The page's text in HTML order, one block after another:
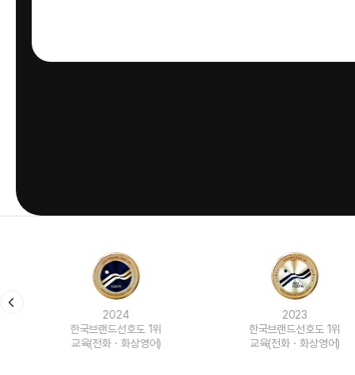
한국브랜드선호도 1위
교육(전화ㆍ화상영어)
한국브랜드선호도 1위
교육(전화ㆍ화상영어)